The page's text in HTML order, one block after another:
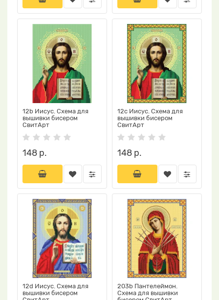
12b Иисус. Схема для
вышивки бисером
СвитАрт
148 р.
12c Иисус. Схема для
вышивки бисером
СвитАрт
148 р.
12d Иисус. Схема для
вышивки бисером
203b Пантелеймон.
Схема для вышивки